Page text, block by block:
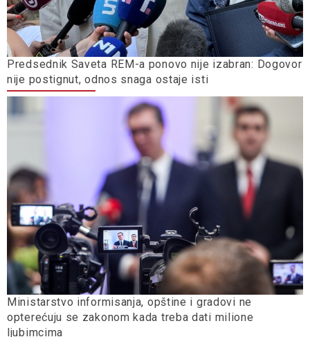
Predsednik Saveta REM-a ponovo nije izabran: Dogovor
nije postignut, odnos snaga ostaje isti
Ministarstvo informisanja, opštine i gradovi ne
opterećuju se zakonom kada treba dati milione
ljubimcima